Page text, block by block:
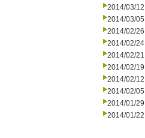
2014/03/12
2014/03/05
2014/02/26
2014/02/24
2014/02/21
2014/02/19
2014/02/12
2014/02/05
2014/01/29
2014/01/22